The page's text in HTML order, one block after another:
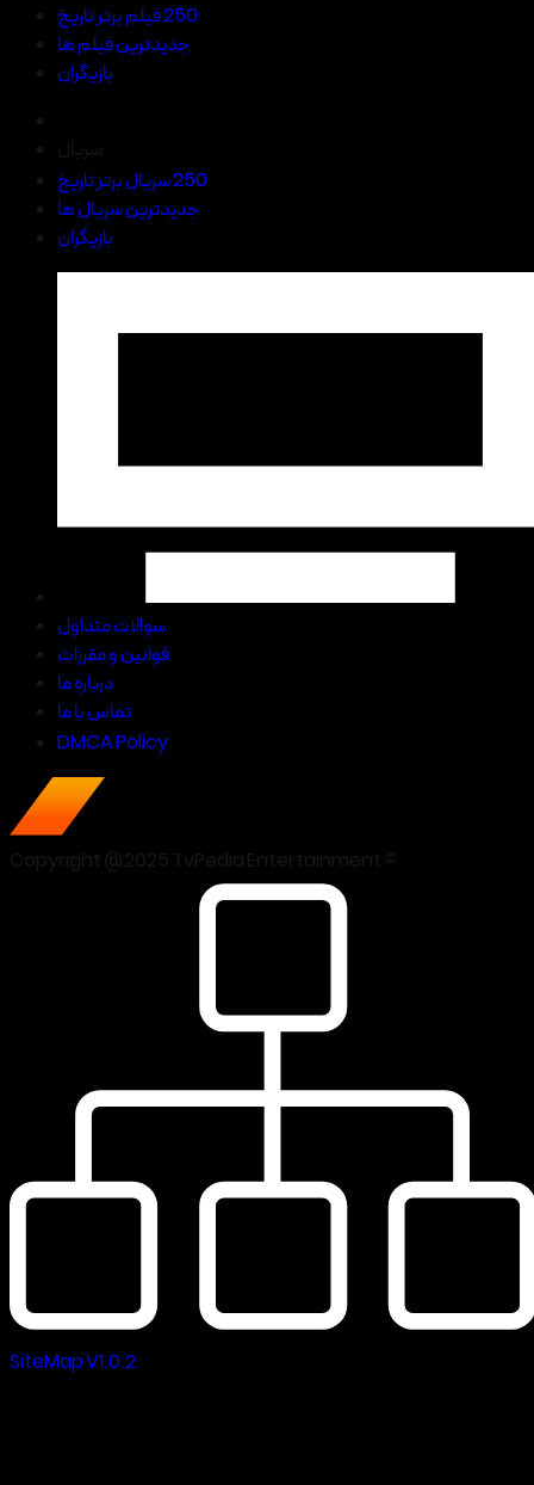
250 فیلم برتر تاریخ
جدیدترین فیلم ها
بازیگران
250 سریال برتر تاریخ
جدیدترین سریال ها
بازیگران
سوالات متداول
قوانین و مقررات
درباره ما
تماس با ما
DMCA Policy
SiteMap V1.0.2